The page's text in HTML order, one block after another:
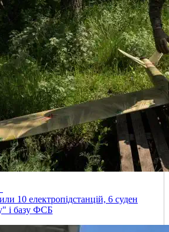
10 електропідстанцій, 6 суден
і базу ФСБ